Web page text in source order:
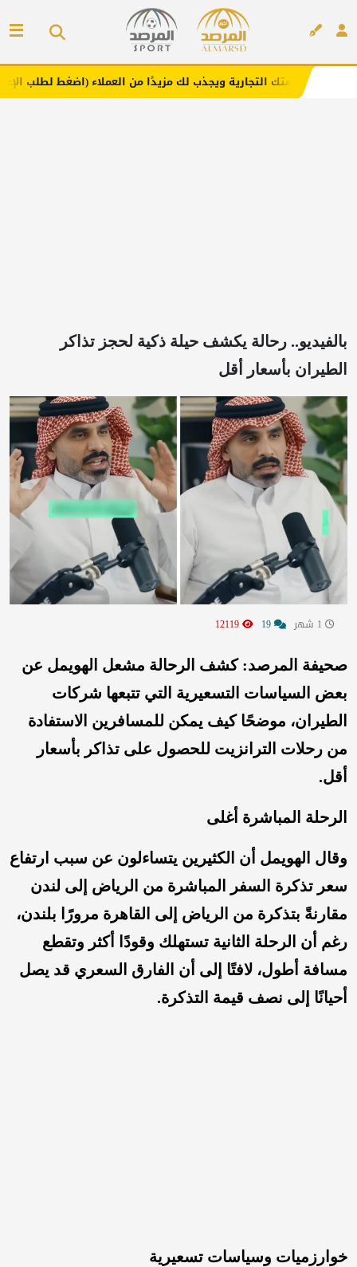
ويجذب لك مزيدًا من العملاء (اضغط لطلب الإعلان)
بالفيديو.. رحالة يكشف حيلة ذكية لحجز تذاكر
الطيران بأسعار أقل
صحيفة المرصد: كشف الرحالة مشعل الهويمل عن
بعض السياسات التسعيرية التي تتبعها شركات
الطيران، موضحًا كيف يمكن للمسافرين الاستفادة
من رحلات الترانزيت للحصول على تذاكر بأسعار
أقل.
الرحلة المباشرة أغلى
وقال الهويمل أن الكثيرين يتساءلون عن سبب ارتفاع
سعر تذكرة السفر المباشرة من الرياض إلى لندن
مقارنةً بتذكرة من الرياض إلى القاهرة مرورًا بلندن،
رغم أن الرحلة الثانية تستهلك وقودًا أكثر وتقطع
مسافة أطول، لافتًا إلى أن الفارق السعري قد يصل
أحيانًا إلى نصف قيمة التذكرة.
خوارزميات وسياسات تسعيرية